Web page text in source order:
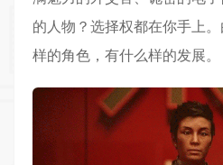
的人物？选择权都在你手上
样的角色，有什么样的发展。